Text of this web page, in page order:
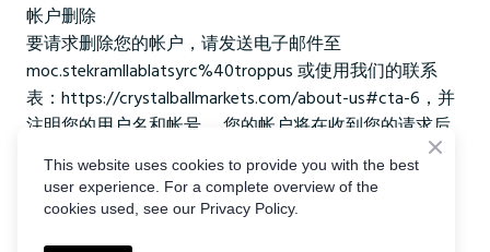
帐户删除
要请求删除您的帐户，请发送电子邮件至
moc.stekramllablatsyrc%40troppus 或使用我们的联系
表：https://crystalballmarkets.com/about-us#cta-6，并
注明您的用户名和帐号。 您的帐户将在收到您的请求后
72 小时内删除。 请注意，此过程是永久性且不可逆转
的，之后您将只能通过创建新帐户来使用我们的应用程
序。
This website uses cookies to provide you with the best
user experience. For a complete overview of the
cookies used, see our Privacy Policy.